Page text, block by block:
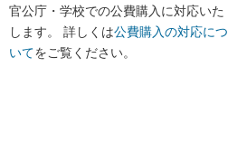
官公庁・学校での公費購入に対応いた
します。 詳しくは公費購入の対応につ
いてをご覧ください。